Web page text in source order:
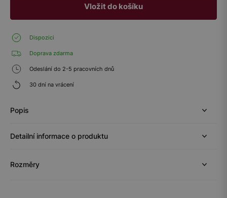
Vložit do košíku
Dispozici
Doprava zdarma
Odeslání do 2-5 pracovních dnů
30 dní na vrácení
Popis
Detailní informace o produktu
Rozměry